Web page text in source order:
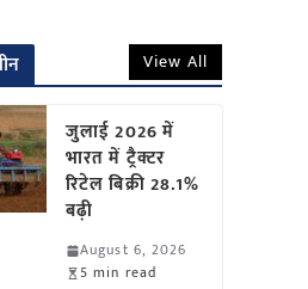
View All
जुलाई 2026 में
भारत में ट्रैक्टर
रिटेल बिक्री 28.1%
बढ़ी
August 6, 2026
5 min read